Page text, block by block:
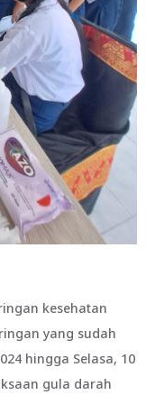
kesehatan
yang sudah
hingga Selasa, 10
gula darah